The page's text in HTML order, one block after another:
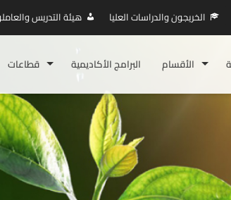
هيئة التدريس الخريجون والدراسات العليا
قطاعات البرامج الأكاديمية الأقسام